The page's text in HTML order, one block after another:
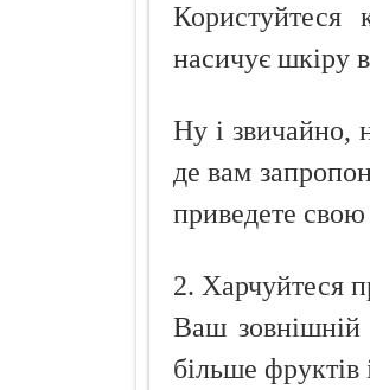
Користуйтеся
насичує шкіру
Ну і звичайно,
де вам
приведете
2. Харчуйтеся
Ваш зовнішній
більше фруктів